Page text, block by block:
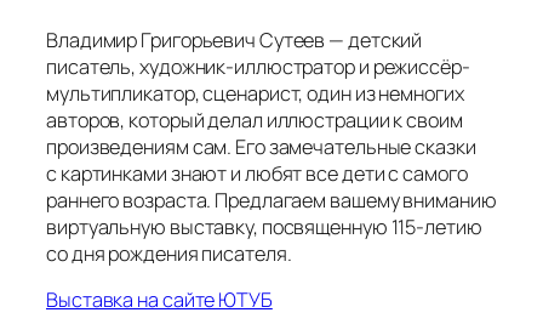
Владимир Григорьевич Сутеев — детский
писатель, художник-иллюстратор и режиссёр-
мультипликатор, сценарист, один из немногих
авторов, который делал иллюстрации к своим
произведениям сам. Его замечательные сказки
с картинками знают и любят все дети с самого
раннего возраста. Предлагаем вашему вниманию
виртуальную выставку, посвященную 115-летию
со дня рождения писателя.
Выставка на сайте ЮТУБ